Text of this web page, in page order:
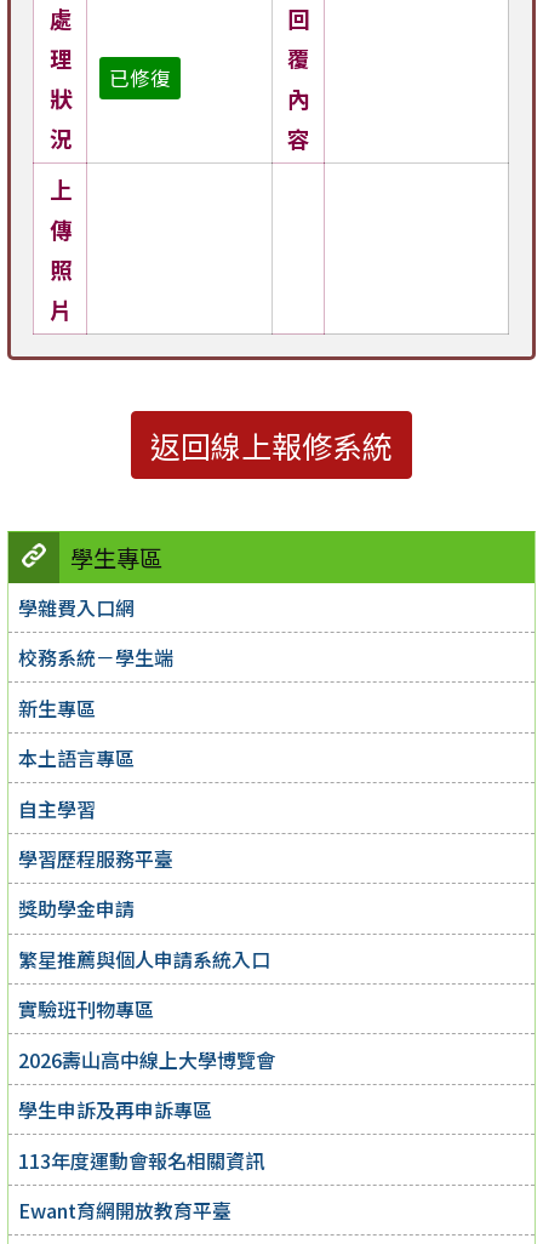
學生專區
學雜費入口網
校務系統－學生端
新生專區
本土語言專區
自主學習
學習歷程服務平臺
獎助學金申請
繁星推薦與個人申請系統入口
實驗班刊物專區
2026壽山高中線上大學博覽會
學生申訴及再申訴專區
113年度運動會報名相關資訊
Ewant育網開放教育平臺
處
理
狀
況
已修復
回
覆
內
容
上
傳
照
片
返回線上報修系統